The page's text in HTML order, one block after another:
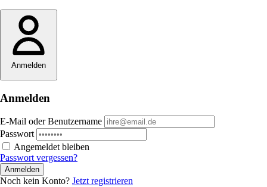
Anmelden
Anmelden
E-Mail oder Benutzername
Passwort
Angemeldet bleiben
Passwort vergessen?
Anmelden
Noch kein Konto? Jetzt registrieren